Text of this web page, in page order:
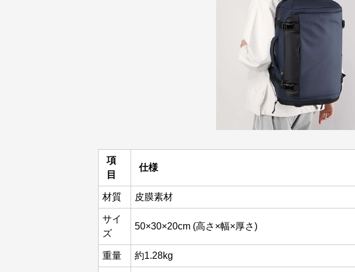
項
目
仕様
材質 皮膜素材
サイ
ズ
50×30×20cm (高さ×幅×厚さ)
重量 約1.28kg